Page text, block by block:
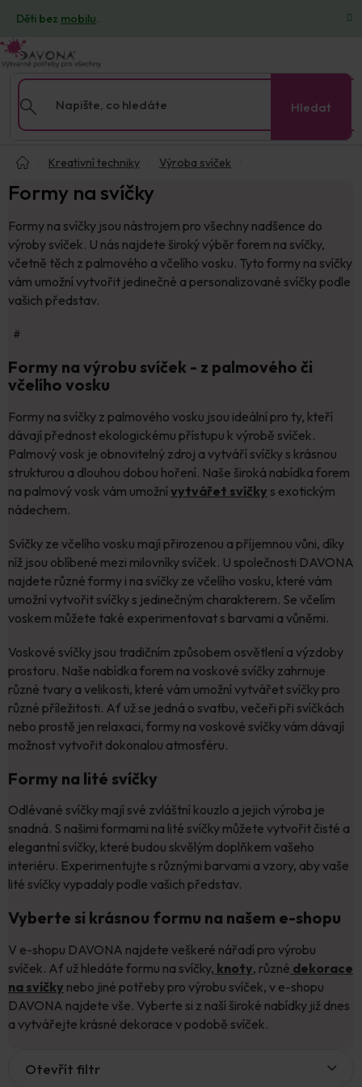
obsah
Děti bez mobilu.
Hledat
Kreativní techniky
Výroba svíček
Formy na svíčky
Formy na svíčky jsou nástrojem pro všechny nadšence do
výroby svíček. U nás najdete široký výběr forem na svíčky,
včetně těch z palmového a včelího vosku. Tyto formy na svíčky
vám umožní vytvořit jedinečné a personalizované svíčky podle
vašich představ.
#
Formy na výrobu svíček - z palmového či
včelího vosku
Formy na svíčky z palmového vosku jsou ideální pro ty, kteří
dávají přednost ekologickému přístupu k výrobě svíček.
Palmový vosk je obnovitelný zdroj a vytváří svíčky s krásnou
strukturou a dlouhou dobou hoření. Naše široká nabídka forem
na palmový vosk vám umožnívytvářet svíčky s exotickým
nádechem.
Svíčky ze včelího vosku mají přirozenou a příjemnou vůni, díky
níž jsou oblíbené mezi milovníky svíček. U společnosti DAVONA
najdete různé formy i na svíčky ze včelího vosku, které vám
umožní vytvořit svíčky s jedinečným charakterem. Se včelím
voskem můžete také experimentovat s barvami a vůněmi.
Voskové svíčky jsou tradičním způsobem osvětlení a výzdoby
prostoru. Naše nabídka forem na voskové svíčky zahrnuje
různé tvary a velikosti, které vám umožní vytvářet svíčky pro
různé příležitosti. Ať už se jedná o svatbu, večeři při svíčkách
nebo prostě jen relaxaci, formy na voskové svíčky vám dávají
možnost vytvořit dokonalou atmosféru.
Formy na lité svíčky
Odlévané svíčky mají své zvláštní kouzlo a jejich výroba je
snadná. S našimi formami na lité svíčky můžete vytvořit čisté a
elegantní svíčky, které budou skvělým doplňkem vašeho
interiéru. Experimentujte s různými barvami a vzory, aby vaše
lité svíčky vypadaly podle vašich představ.
Vyberte si krásnou formu na našem e-shopu
V e-shopu DAVONA najdete veškeré nářadí pro výrobu
svíček. Ať už hledáte formu na svíčky, knoty, různé dekorace
na svíčky nebo jiné potřeby pro výrobu svíček, v e-shopu
DAVONA najdete vše. Vyberte si z naší široké nabídky již dnes
a vytvářejte krásné dekorace v podobě svíček.
Otevřít filtr